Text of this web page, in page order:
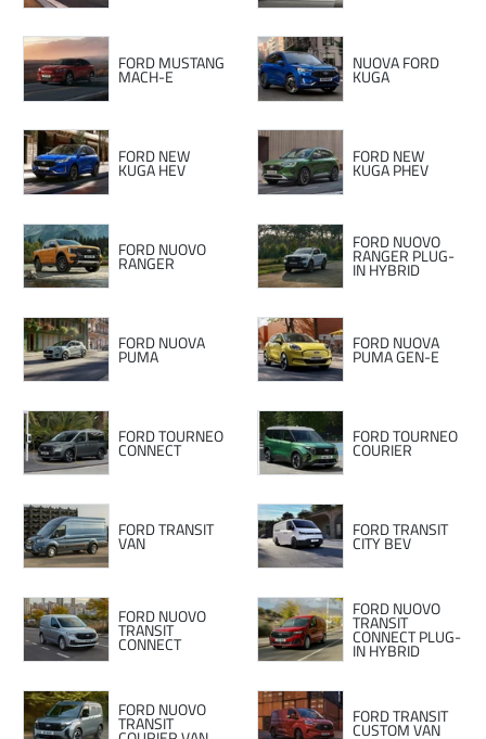
FORD MUSTANG
MACH-E
NUOVA FORD
KUGA
FORD NEW
KUGA HEV
FORD NEW
KUGA PHEV
FORD NUOVO
RANGER
FORD NUOVO
RANGER PLUG-
IN HYBRID
FORD NUOVA
PUMA
FORD NUOVA
PUMA GEN-E
FORD TOURNEO
CONNECT
FORD TOURNEO
COURIER
FORD TRANSIT
VAN
FORD TRANSIT
CITY BEV
FORD NUOVO
TRANSIT
CONNECT
FORD NUOVO
TRANSIT
CONNECT PLUG-
IN HYBRID
FORD NUOVO
TRANSIT FORD TRANSIT
CUSTOM VAN